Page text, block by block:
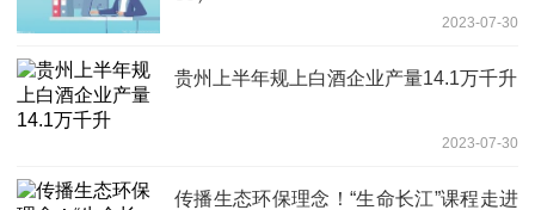
2023-07-30
贵州上半年规上白酒企业产量14.1万千升
2023-07-30
传播生态环保理念！“生命长江”课程走进